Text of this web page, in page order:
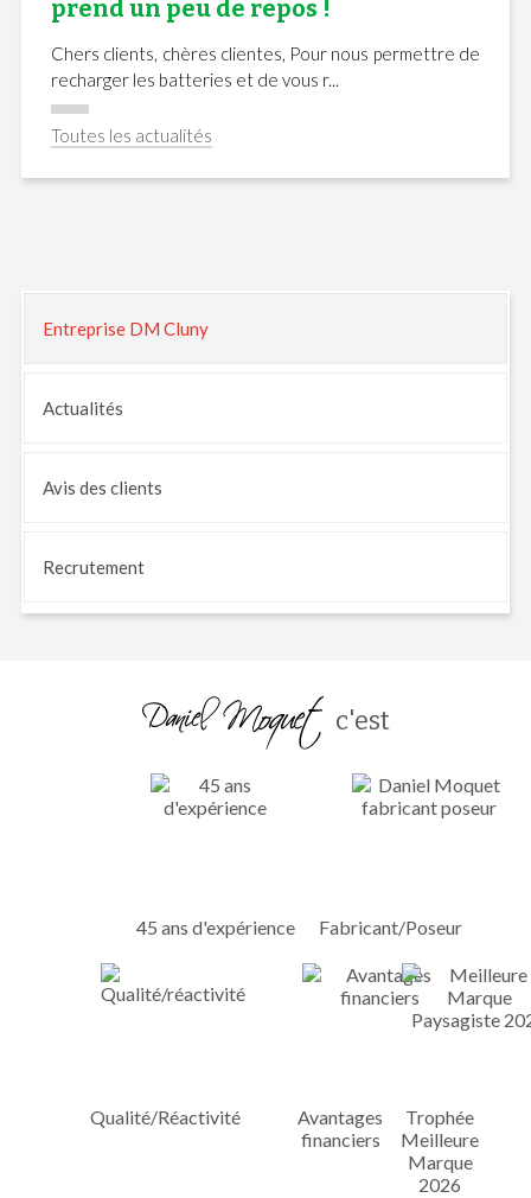
prend un peu de repos !
Chers clients, chères clientes, Pour nous permettre de
recharger les batteries et de vous r...
Toutes les actualités
Entreprise DM Cluny
Actualités
Avis des clients
Recrutement
c'est
45 ans d'expérience Fabricant/Poseur
Qualité/Réactivité
Avantages
financiers
Trophée
Meilleure
Marque
2026